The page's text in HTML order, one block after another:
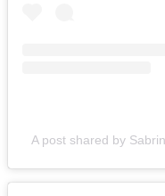
A post shared by